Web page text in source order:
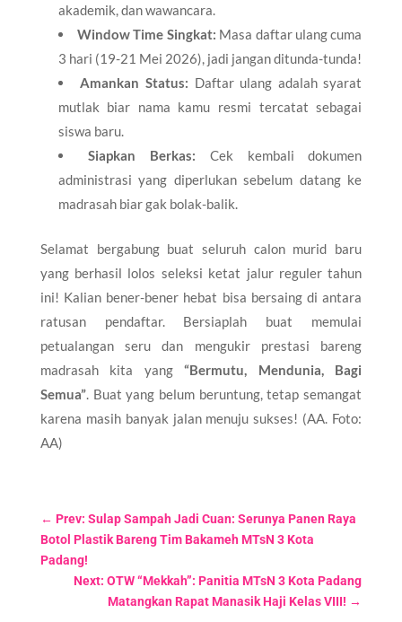
akademik, dan wawancara.
Window Time Singkat: Masa daftar ulang cuma
3 hari (19-21 Mei 2026), jadi jangan ditunda-tunda!
Amankan Status: Daftar ulang adalah syarat
mutlak biar nama kamu resmi tercatat sebagai
siswa baru.
Siapkan Berkas: Cek kembali dokumen
administrasi yang diperlukan sebelum datang ke
madrasah biar gak bolak-balik.
Selamat bergabung buat seluruh calon murid baru
yang berhasil lolos seleksi ketat jalur reguler tahun
ini! Kalian bener-bener hebat bisa bersaing di antara
ratusan pendaftar. Bersiaplah buat memulai
petualangan seru dan mengukir prestasi bareng
madrasah kita yang“Bermutu, Mendunia, Bagi
Semua”. Buat yang belum beruntung, tetap semangat
karena masih banyak jalan menuju sukses! (AA. Foto:
AA)
← Prev: Sulap Sampah Jadi Cuan: Serunya Panen Raya
Botol Plastik Bareng Tim Bakameh MTsN 3 Kota
Padang!
Next: OTW “Mekkah”: Panitia MTsN 3 Kota Padang
Matangkan Rapat Manasik Haji Kelas VIII! →